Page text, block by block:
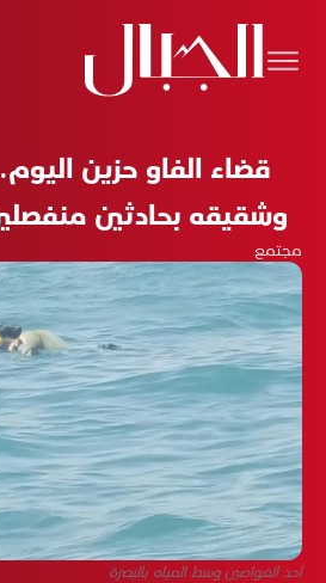
قضاء الفاو حزين
وشقيقه بحادثين
مجتمع
أحد الغواصين وسط المياه بالبصرة